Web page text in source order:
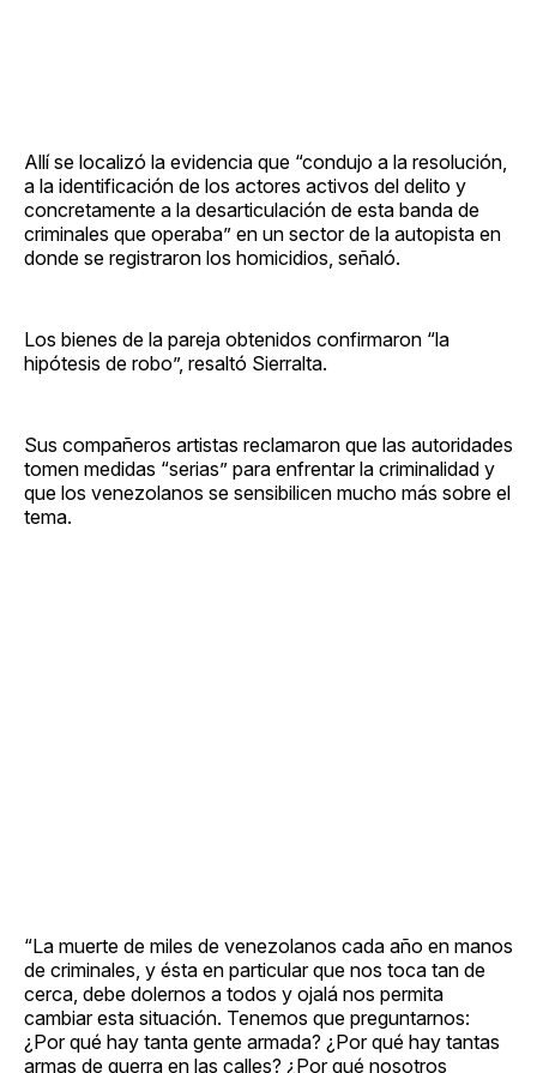
Allí se localizó la evidencia que “condujo a la resolución,
a la identificación de los actores activos del delito y
concretamente a la desarticulación de esta banda de
criminales que operaba” en un sector de la autopista en
donde se registraron los homicidios, señaló.
Los bienes de la pareja obtenidos confirmaron “la
hipótesis de robo”, resaltó Sierralta.
Sus compañeros artistas reclamaron que las autoridades
tomen medidas “serias” para enfrentar la criminalidad y
que los venezolanos se sensibilicen mucho más sobre el
tema.
“La muerte de miles de venezolanos cada año en manos
de criminales, y ésta en particular que nos toca tan de
cerca, debe dolernos a todos y ojalá nos permita
cambiar esta situación. Tenemos que preguntarnos:
¿Por qué hay tanta gente armada? ¿Por qué hay tantas
armas de guerra en las calles? ¿Por qué nosotros